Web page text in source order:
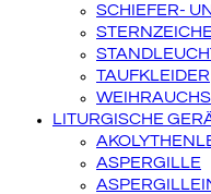
SCHIEFER-
TAUFKLEIDER
LITURGISCHE
ASPERGILLE